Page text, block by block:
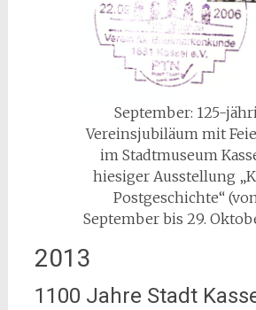
September: 125-
Vereinsjubiläum mit
im Stadtmuseum
hiesiger Ausstellung
Postgeschichte“
September bis 29.
2013
1100 Jahre Stadt